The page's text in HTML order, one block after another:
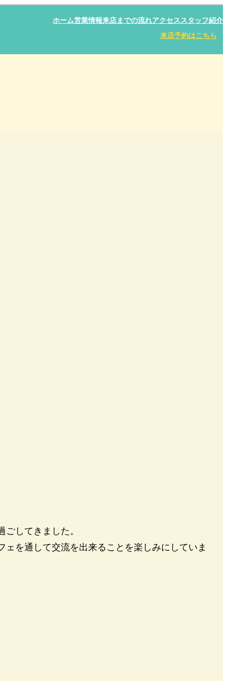
ホーム営業情報来店までの流れアクセススタッフ紹介
来店予約はこちら
してきました。
を通して交流を出来ることを楽しみにしていま